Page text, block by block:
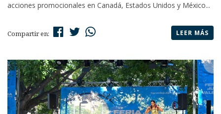
acciones promocionales en Canadá, Estados Unidos y México...
Compartir en: LEER MÁS